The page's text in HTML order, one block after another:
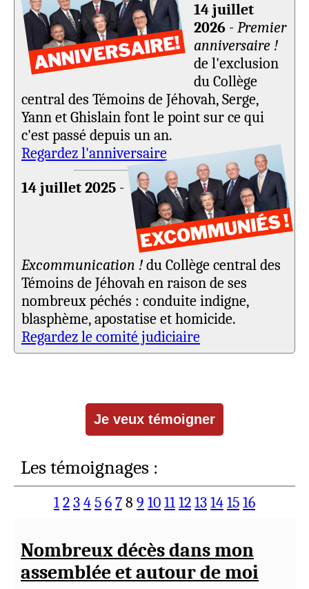
14 juillet
2026 -Premier
anniversaire !
de l'exclusion
du Collège
central des Témoins de Jéhovah, Serge,
Yann et Ghislain font le point sur ce qui
c'est passé depuis un an.
Regardez l'anniversaire
14 juillet 2025 -
Excommunication !du Collège central des
Témoins de Jéhovah en raison de ses
nombreux péchés : conduite indigne,
blasphème, apostatise et homicide.
Regardez le comité judiciaire
Les témoignages :
12345678 9 10111213141516
Nombreux décès dans mon
assemblée et autour de moi